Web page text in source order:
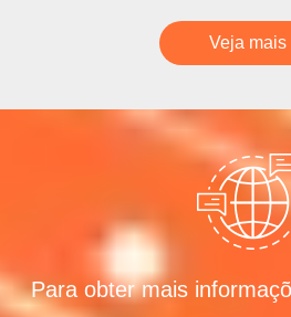
Veja mais
Para obter mais